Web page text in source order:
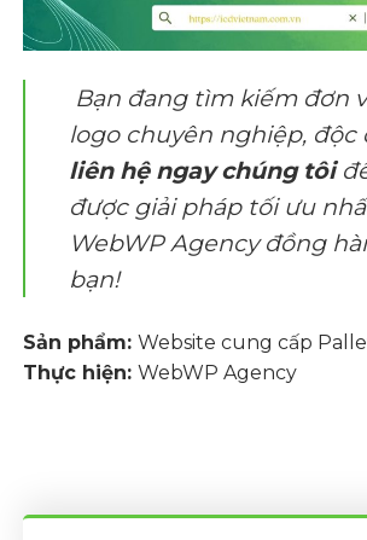
Bạn đang tìm kiếm đơn
logo chuyên nghiệp, độc
liên hệ ngay chúng tôi
được giải pháp tối ưu
WebWP Agencyđồng
bạn!
Sản phẩm:Website cung cấp
Thực hiện:WebWP Agency